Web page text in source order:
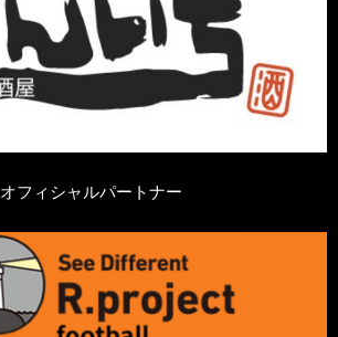
オフィシャルパートナー